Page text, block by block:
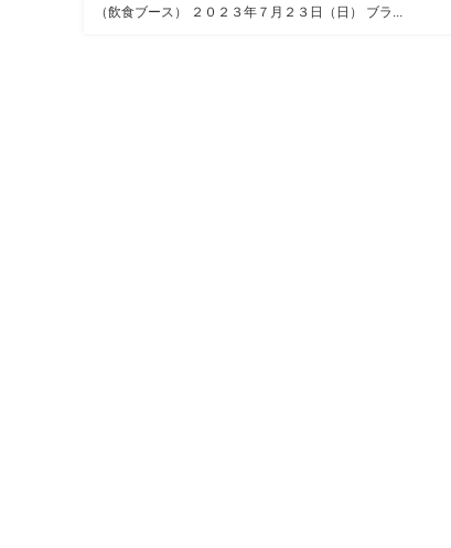
（飲食ブース） ２０２３年７月２３日（日） ブラ...